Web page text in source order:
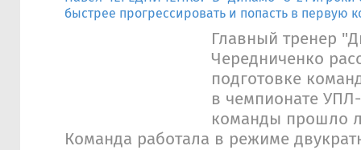
быстрее прогрессировать и попасть в первую
Главный тренер
Чередниченко
подготовке
в чемпионате
команды прошло
Команда работала в режиме